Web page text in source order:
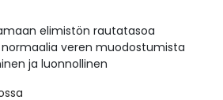
elimistön rautatasoa
normaalia veren muodostumista
ja luonnollinen